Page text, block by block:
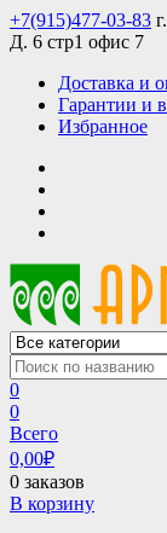
Skip
to
+7(915)477-03-83
Д. 6 стр1 офис 7
Доставка и
Гарантии и
Избранное
АРГО интернет
АРГО каталог
0
0
Всего
0,00₽
0 заказов
В корзину